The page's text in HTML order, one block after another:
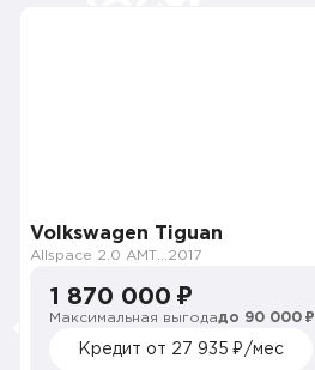
Volkswagen Tiguan
2017
1 870 000 ₽
Максимальная выгодадо 90 000 ₽
Кредит от 27 935 ₽/мес